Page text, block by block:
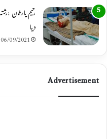
دیا
06/09/2021
Advertisement